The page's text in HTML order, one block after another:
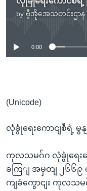
by ဗွီအိုအေသတင်းဌာန
No
0:00
(Unicode)
လုံခွုံရေးကောငျစီရဲ့ မွ
ကုလသမဂ်ဂ လုံခွုံရေးကေ
ခကြျ အမှတျ ၂၆၆၉
ကျခံကွောငျး ကုလသ